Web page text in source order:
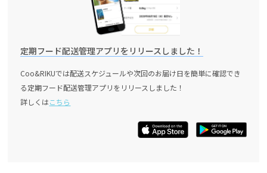
定期フード配送管理アプリをリリースしました！
Coo&RIKUでは配送スケジュールや次回のお届け日を簡単に確認でき
る定期フード配送管理アプリをリリースしました！
詳しくはこちら